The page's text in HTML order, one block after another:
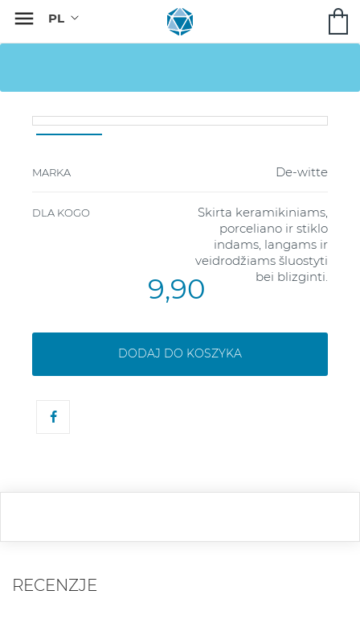

MARKA De-witte
DLA KOGO
Skirta keramikiniams,
porceliano ir stiklo
indams, langams ir
veidrodžiams šluostyti
bei blizginti.
9,90
DODAJ DO KOSZYKA
RECENZJE